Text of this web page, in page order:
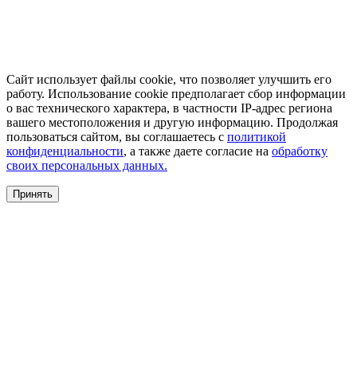
Сайт использует файлы cookie, что позволяет улучшить его
работу. Использование cookie предполагает сбор информации
о вас технического характера, в частности IP-адрес региона
вашего местоположения и другую информацию. Продолжая
пользоваться сайтом, вы соглашаетесь с политикой
конфиденциальности, а также даете согласие на обработку
своих персональных данных.
Принять